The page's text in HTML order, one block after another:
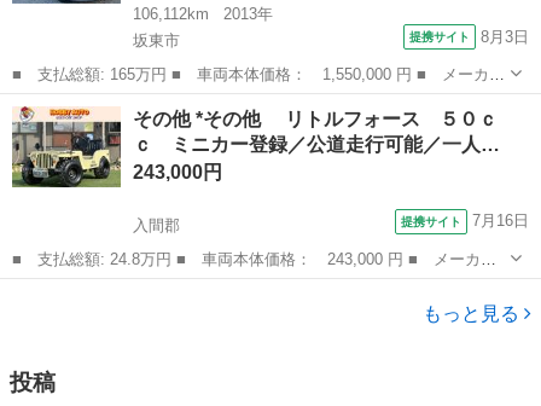
106,112km
2013年
坂東市
提携サイト 8月3日
■ 支払総額: 165万円 ■ 車両本体価格： 1,550,000 円 ■ メーカー
名： ポルシェ ■ 車種名： パナメーラ ■ グレード名： ベース
グレード ■ 排気量： 3600cc ■ ドア枚数： 5D ■ ミッショ...
茨城 坂東市 その他
その他 *その他 リトルフォース ５０ｃ
ｃ ミニカー登録／公道走行可能／一人…
243,000円
入間郡 提携サイト 7月16日
■ 支払総額: 24.8万円 ■ 車両本体価格： 243,000 円 ■ メーカー
名： その他 ■ 車種名： *その他 ■ グレード名： リトルフォ
ース ５０ｃｃ ミニカー登録／公道走行可能／一人乗り／普通免許
もっと見る
投稿